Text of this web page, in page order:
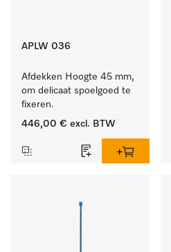
APLW 036
Afdekken Hoogte 45 mm,
om delicaat spoelgoed te
fixeren.
446,00 € excl. BTW